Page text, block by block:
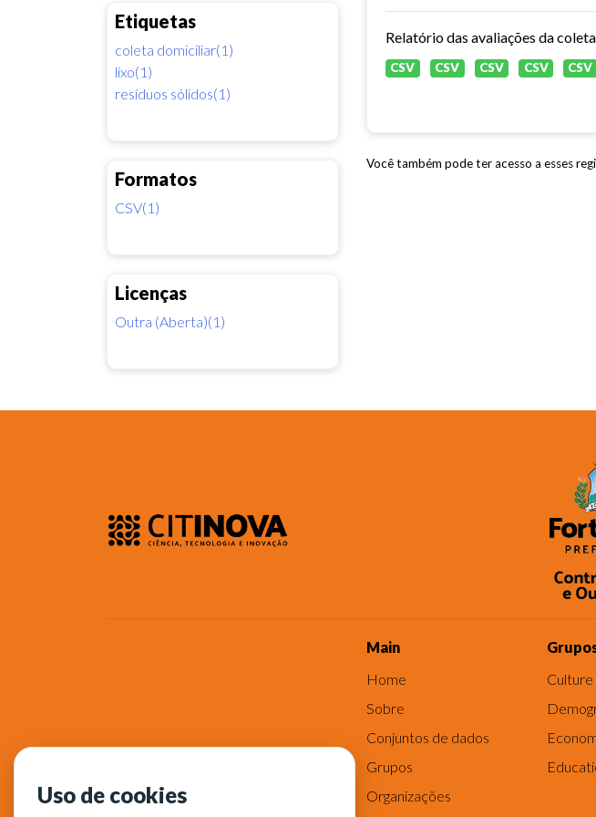
Etiquetas
coleta domiciliar(1)
lixo(1)
resíduos sólidos(1)
Formatos
CSV(1)
Licenças
Outra (Aberta)(1)
Relatório das avaliações da
CSV CSV CSV CSV CSV
Você também pode ter acesso a esses
Main
Home
Sobre
Conjuntos de dados
Grupos
Organizações
Culture
Uso de cookies